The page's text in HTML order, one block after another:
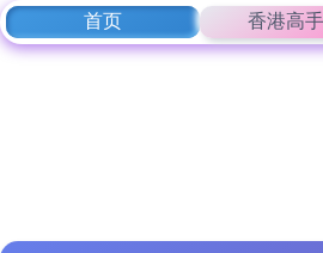
首页 香港高